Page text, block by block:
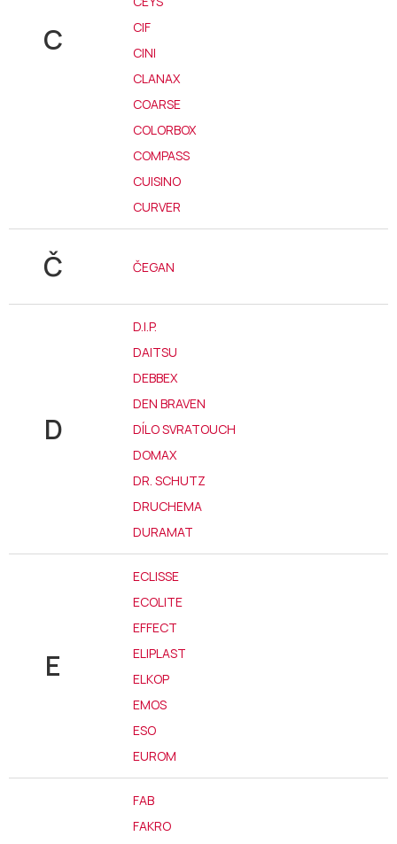
C
CIF
CINI
CLANAX
COARSE
COLORBOX
COMPASS
CUISINO
CURVER
Č ČEGAN
D
D.I.P.
DAITSU
DEBBEX
DEN BRAVEN
DÍLO SVRATOUCH
DOMAX
DR. SCHUTZ
DRUCHEMA
DURAMAT
E
ECLISSE
ECOLITE
EFFECT
ELIPLAST
ELKOP
EMOS
ESO
EUROM
FAB
FAKRO